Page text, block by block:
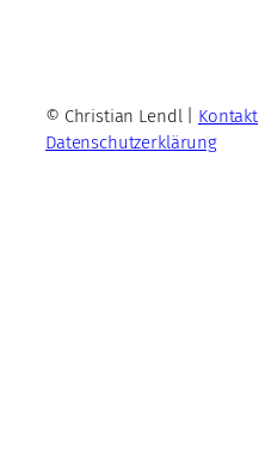
© Christian Lendl | Kontakt|
Datenschutzerklärung